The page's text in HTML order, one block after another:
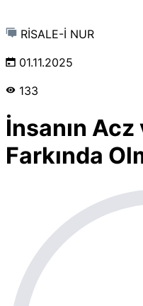
RİSALE-İ NUR
01.11.2025
133
İnsanın Acz
Farkında